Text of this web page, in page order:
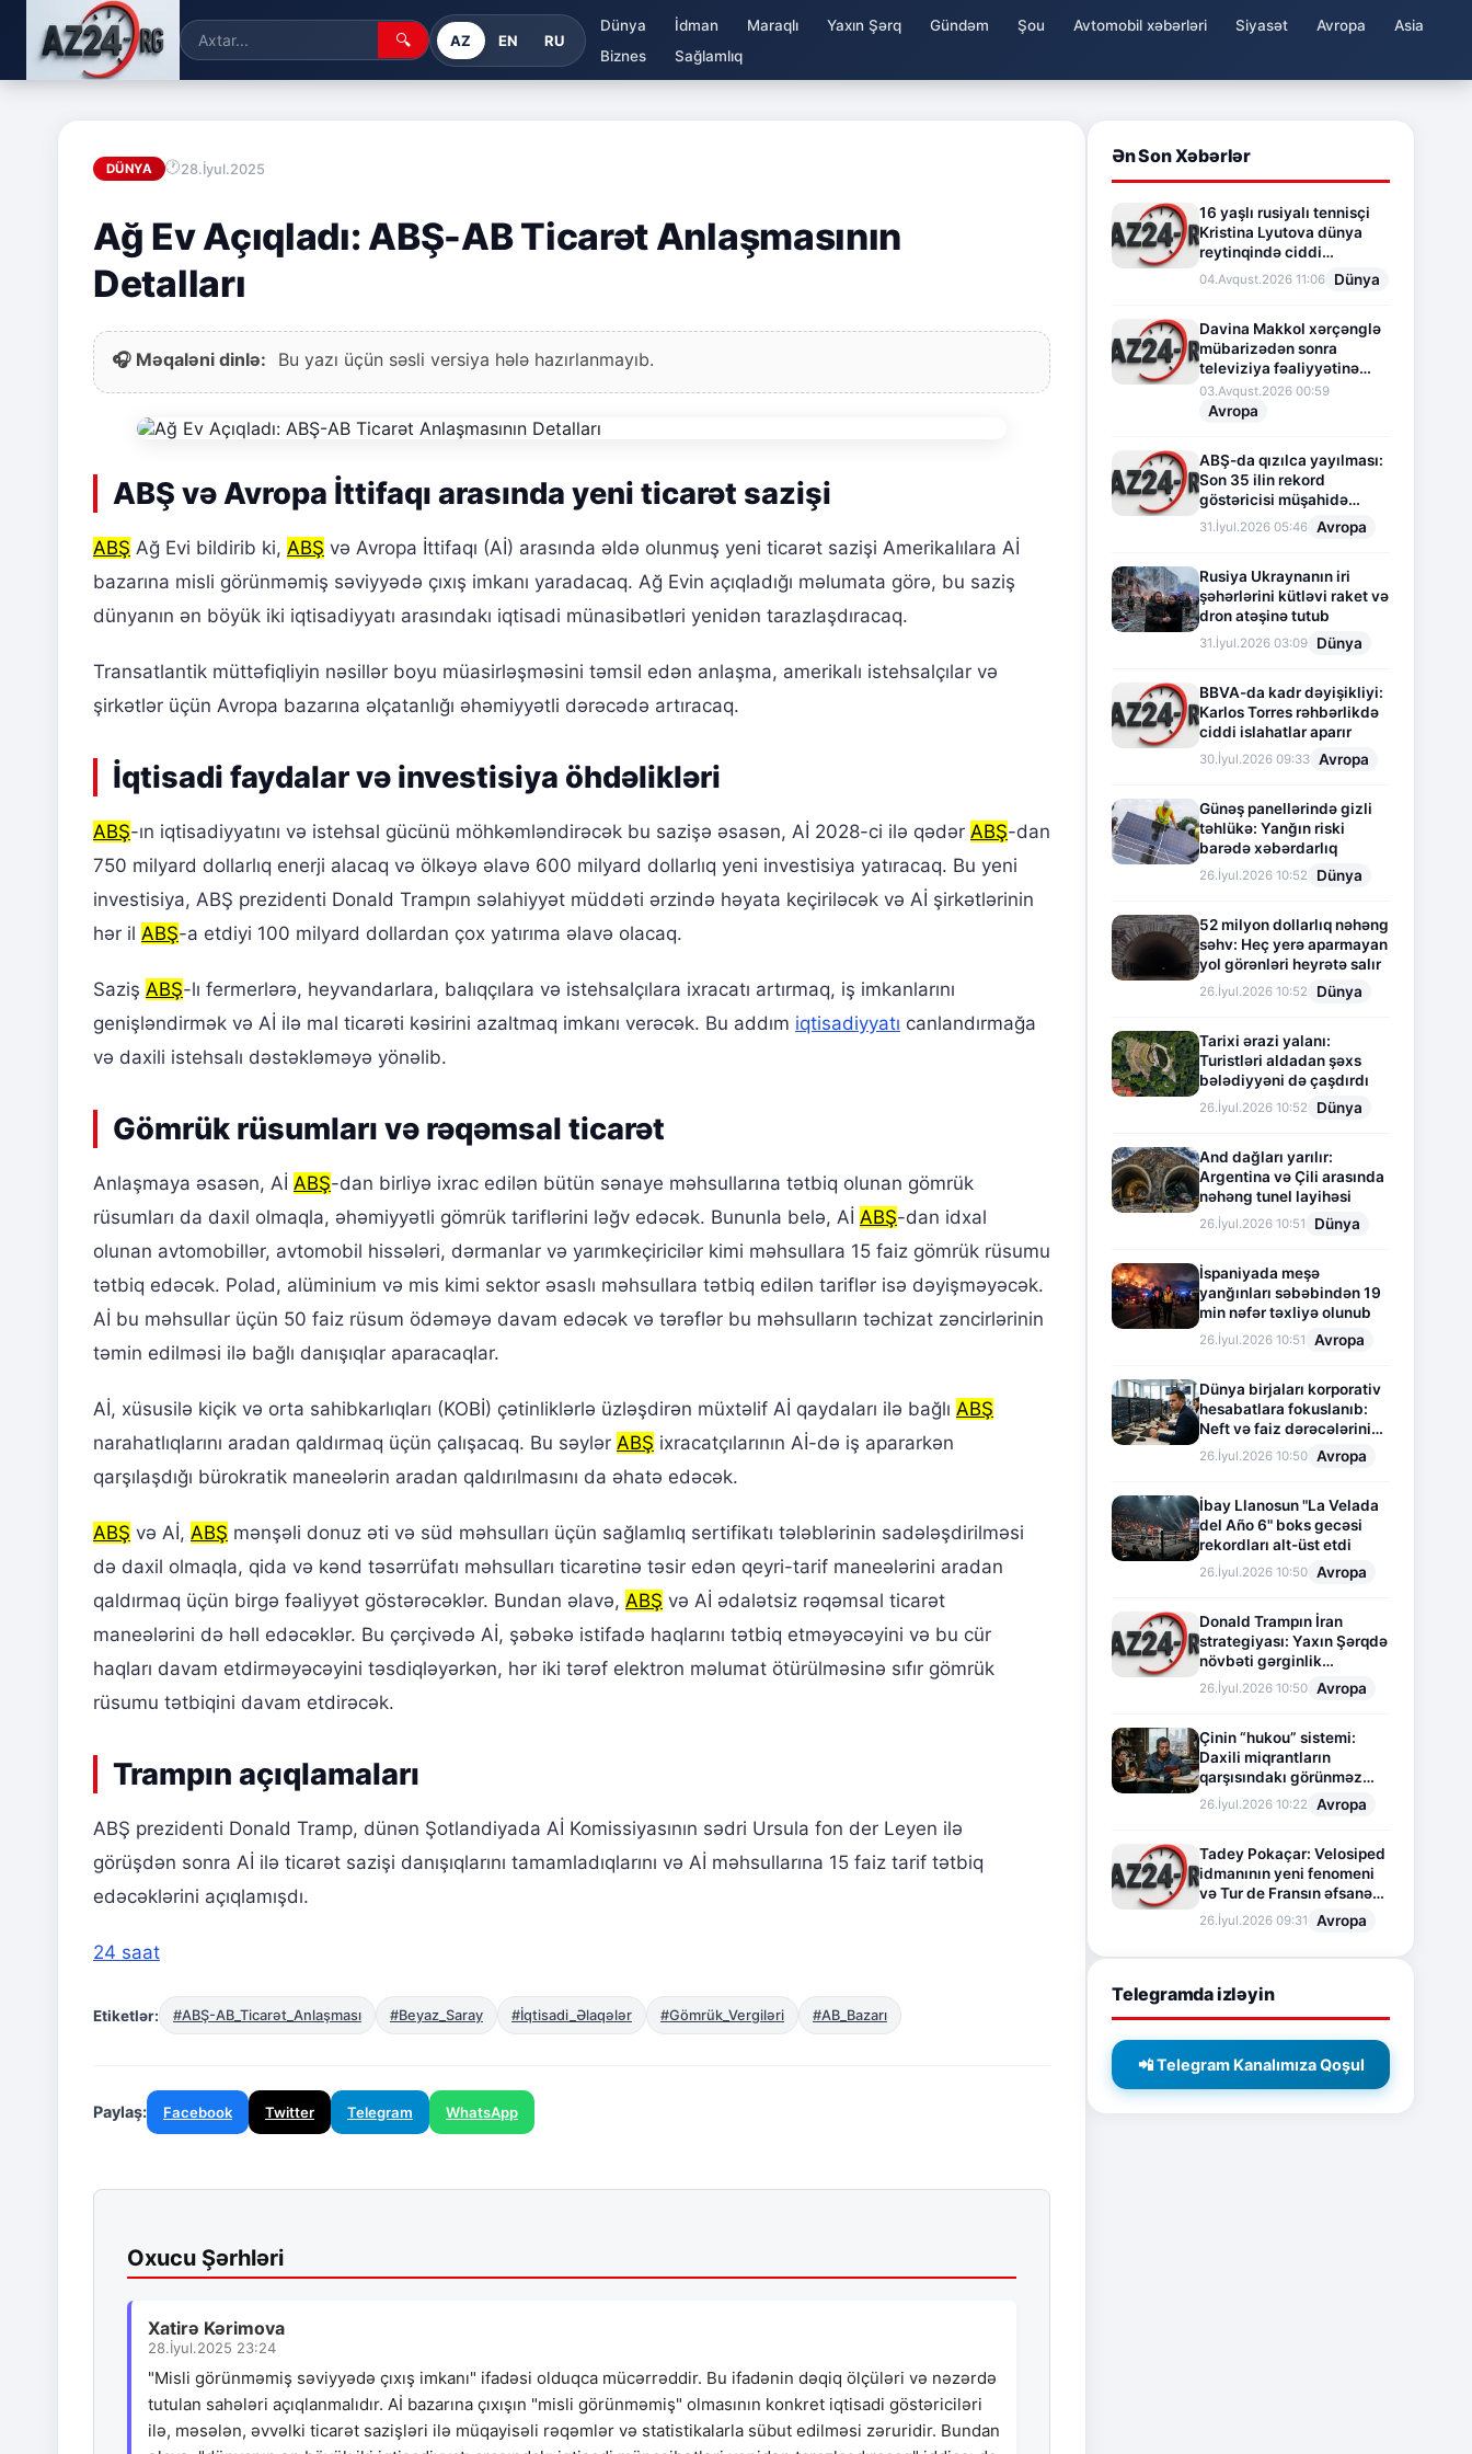
🔍 AZ EN RU
Dünya İdman Maraqlı Yaxın Şərq Gündəm Şou Avtomobil xəbərləri Siyasət Avropa
Asia
Biznes
Sağlamlıq
DÜNYA 28.İyul.2025
Ağ Ev Açıqladı: ABŞ-AB Ticarət Anlaşmasının
Detalları
🎧 Məqaləni dinlə: Bu yazı üçün səsli versiya hələ hazırlanmayıb.
ABŞ və Avropa İttifaqı arasında yeni ticarət sazişi
ABŞ Ağ Evi bildirib ki, ABŞ və Avropa İttifaqı (Aİ) arasında əldə olunmuş yeni ticarət sazişi Amerikalılara Aİ
bazarına misli görünməmiş səviyyədə çıxış imkanı yaradacaq. Ağ Evin açıqladığı məlumata görə, bu saziş
dünyanın ən böyük iki iqtisadiyyatı arasındakı iqtisadi münasibətləri yenidən tarazlaşdıracaq.
Transatlantik müttəfiqliyin nəsillər boyu müasirləşməsini təmsil edən anlaşma, amerikalı istehsalçılar və
şirkətlər üçün Avropa bazarına əlçatanlığı əhəmiyyətli dərəcədə artıracaq.
İqtisadi faydalar və investisiya öhdəlikləri
ABŞ-ın iqtisadiyyatını və istehsal gücünü möhkəmləndirəcək bu sazişə əsasən, Aİ 2028-ci ilə qədər ABŞ-dan
750 milyard dollarlıq enerji alacaq və ölkəyə əlavə 600 milyard dollarlıq yeni investisiya yatıracaq. Bu yeni
investisiya, ABŞ prezidenti Donald Trampın səlahiyyət müddəti ərzində həyata keçiriləcək və Aİ şirkətlərinin
hər il ABŞ-a etdiyi 100 milyard dollardan çox yatırıma əlavə olacaq.
Saziş ABŞ-lı fermerlərə, heyvandarlara, balıqçılara və istehsalçılara ixracatı artırmaq, iş imkanlarını
genişləndirmək və Aİ ilə mal ticarəti kəsirini azaltmaq imkanı verəcək. Bu addım iqtisadiyyatı canlandırmağa
və daxili istehsalı dəstəkləməyə yönəlib.
Gömrük rüsumları və rəqəmsal ticarət
Anlaşmaya əsasən, Aİ ABŞ-dan birliyə ixrac edilən bütün sənaye məhsullarına tətbiq olunan gömrük
rüsumları da daxil olmaqla, əhəmiyyətli gömrük tariflərini ləğv edəcək. Bununla belə, Aİ ABŞ-dan idxal
olunan avtomobillər, avtomobil hissələri, dərmanlar və yarımkeçiricilər kimi məhsullara 15 faiz gömrük rüsumu
tətbiq edəcək. Polad, alüminium və mis kimi sektor əsaslı məhsullara tətbiq edilən tariflər isə dəyişməyəcək.
Aİ bu məhsullar üçün 50 faiz rüsum ödəməyə davam edəcək və tərəflər bu məhsulların təchizat zəncirlərinin
təmin edilməsi ilə bağlı danışıqlar aparacaqlar.
Aİ, xüsusilə kiçik və orta sahibkarlıqları (KOBİ) çətinliklərlə üzləşdirən müxtəlif Aİ qaydaları ilə bağlı ABŞ
narahatlıqlarını aradan qaldırmaq üçün çalışacaq. Bu səylər ABŞ ixracatçılarının Aİ-də iş apararkən
qarşılaşdığı bürokratik maneələrin aradan qaldırılmasını da əhatə edəcək.
ABŞ və Aİ, ABŞ mənşəli donuz əti və süd məhsulları üçün sağlamlıq sertifikatı tələblərinin sadələşdirilməsi
də daxil olmaqla, qida və kənd təsərrüfatı məhsulları ticarətinə təsir edən qeyri-tarif maneələrini aradan
qaldırmaq üçün birgə fəaliyyət göstərəcəklər. Bundan əlavə, ABŞ və Aİ ədalətsiz rəqəmsal ticarət
maneələrini də həll edəcəklər. Bu çərçivədə Aİ, şəbəkə istifadə haqlarını tətbiq etməyəcəyini və bu cür
haqları davam etdirməyəcəyini təsdiqləyərkən, hər iki tərəf elektron məlumat ötürülməsinə sıfır gömrük
rüsumu tətbiqini davam etdirəcək.
Trampın açıqlamaları
ABŞ prezidenti Donald Tramp, dünən Şotlandiyada Aİ Komissiyasının sədri Ursula fon der Leyen ilə
görüşdən sonra Aİ ilə ticarət sazişi danışıqlarını tamamladıqlarını və Aİ məhsullarına 15 faiz tarif tətbiq
edəcəklərini açıqlamışdı.
24 saat
Etiketlər: #ABŞ-AB_Ticarət_Anlaşması #Beyaz_Saray #İqtisadi_Əlaqələr #Gömrük_Vergiləri #AB_Bazarı
Paylaş: Facebook Twitter Telegram WhatsApp
Oxucu Şərhləri
Xatirə Kərimova
28.İyul.2025 23:24
"Misli görünməmiş səviyyədə çıxış imkanı" ifadəsi olduqca mücərrəddir. Bu ifadənin dəqiq ölçüləri və nəzərdə
tutulan sahələri açıqlanmalıdır. Aİ bazarına çıxışın "misli görünməmiş" olmasının konkret iqtisadi göstəriciləri
ilə, məsələn, əvvəlki ticarət sazişləri ilə müqayisəli rəqəmlər və statistikalarla sübut edilməsi zəruridir. Bundan
Ən Son Xəbərlər
16 yaşlı rusiyalı tennisçi
Kristina Lyutova dünya
reytinqində ciddi
irəliləyişə imza atdı
04.Avqust.2026 11:06 Dünya
Davina Makkol xərçənglə
mübarizədən sonra
televiziya fəaliyyətinə
fasilə verir
03.Avqust.2026 00:59
Avropa
ABŞ-da qızılca yayılması:
Son 35 ilin rekord
göstəricisi müşahidə
olunur
31.İyul.2026 05:46 Avropa
Rusiya Ukraynanın iri
şəhərlərini kütləvi raket və
dron atəşinə tutub
31.İyul.2026 03:09 Dünya
BBVA-da kadr dəyişikliyi:
Karlos Torres rəhbərlikdə
ciddi islahatlar aparır
30.İyul.2026 09:33 Avropa
Günəş panellərində gizli
təhlükə: Yanğın riski
barədə xəbərdarlıq
26.İyul.2026 10:52 Dünya
52 milyon dollarlıq nəhəng
səhv: Heç yerə aparmayan
yol görənləri heyrətə salır
26.İyul.2026 10:52 Dünya
Tarixi ərazi yalanı:
Turistləri aldadan şəxs
bələdiyyəni də çaşdırdı
26.İyul.2026 10:52 Dünya
And dağları yarılır:
Argentina və Çili arasında
nəhəng tunel layihəsi
26.İyul.2026 10:51 Dünya
İspaniyada meşə
yanğınları səbəbindən 19
min nəfər təxliyə olunub
26.İyul.2026 10:51 Avropa
Dünya birjaları korporativ
hesabatlara fokuslanıb:
Neft və faiz dərəcələrinin
təsiri altında cari vəziyyət
26.İyul.2026 10:50 Avropa
İbay Llanosun "La Velada
del Año 6" boks gecəsi
rekordları alt-üst etdi
26.İyul.2026 10:50 Avropa
Donald Trampın İran
strategiyası: Yaxın Şərqdə
növbəti gərginlik
mərhələsi
26.İyul.2026 10:50 Avropa
Çinin “hukou” sistemi:
Daxili miqrantların
qarşısındakı görünməz
sədd
26.İyul.2026 10:22 Avropa
Tadey Pokaçar: Velosiped
idmanının yeni fenomeni
və Tur de Fransın əfsanəvi
səhifəsi
26.İyul.2026 09:31 Avropa
Telegramda izləyin
📲 Telegram Kanalımıza Qoşul